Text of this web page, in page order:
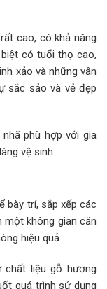
cao, có khả năng
có tuổi thọ cao,
xảo và những vân
sắc sảo và vẻ đẹp
phù hợp với gia
vệ sinh.
bày trí, sắp xếp các
không gian căn
hiệu quả.
liệu gỗ hương
quá trình sử dụng